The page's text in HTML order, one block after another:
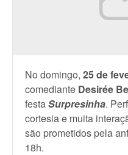
No domingo, 25 de
comediante Desirée
festaSurpresinha.
cortesia e muita
são prometidos pela
18h.